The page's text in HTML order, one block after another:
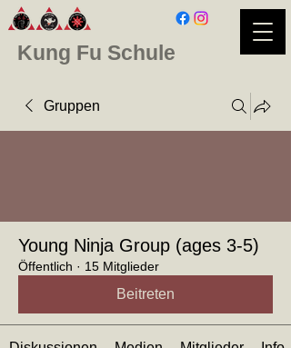
Kung Fu Schule
Gruppen
Young Ninja Group (ages 3-5)
Öffentlich · 15 Mitglieder
Beitreten